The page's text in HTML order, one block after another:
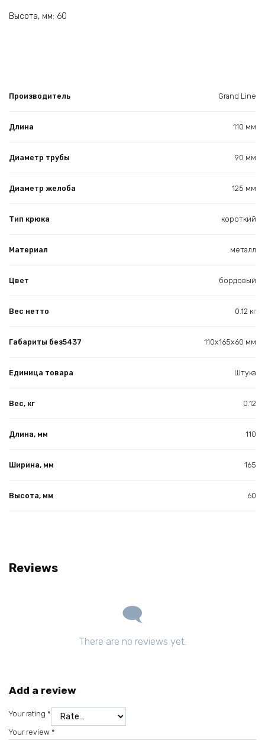
Высота, мм: 60
Производитель Grand Line
Длина 110 мм
Диаметр трубы 90 мм
Диаметр желоба 125 мм
Тип крюка короткий
Материал металл
Цвет бордовый
Вес нетто 0.12 кг
Габариты без5437 110х165х60 мм
Единица товара Штука
Вес, кг 0.12
Длина, мм 110
Ширина, мм 165
Высота, мм 60
Reviews
There are no reviews yet.
Add a review
Your rating *
Your review *